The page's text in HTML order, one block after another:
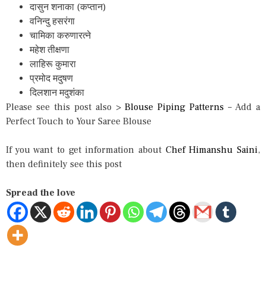
दासुन शनाका (कप्तान)
वनिन्दु हसरंगा
चामिका करुणारत्ने
महेश तीक्षणा
लाहिरू कुमारा
प्रमोद मदुषण
दिलशान मदुशंका
Please see this post also >Blouse Piping Patterns – Add a
Perfect Touch to Your Saree Blouse
If you want to get information about Chef Himanshu Saini,
then definitely see this post
Spread the love